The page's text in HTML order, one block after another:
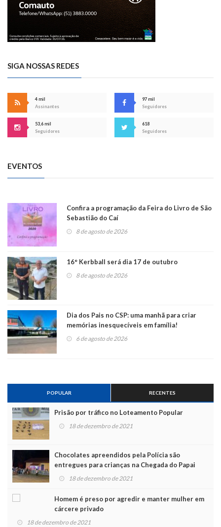
SIGA NOSSAS REDES
4 mil
Assinantes
97 mil
Seguidores
53,6 mil
Seguidores
618
Seguidores
EVENTOS
Confira a programação da Feira do Livro de São
Sebastião do Caí
8 de agosto de 2026
16° Kerbball será dia 17 de outubro
8 de agosto de 2026
Dia dos Pais no CSP: uma manhã para criar
memórias inesquecíveis em família!
6 de agosto de 2026
POPULAR RECENTES
Prisão por tráfico no Loteamento Popular
18 de dezembro de 2021
Chocolates apreendidos pela Polícia são
entregues para crianças na Chegada do Papai
Noel 18 de dezembro de 2021
Homem é preso por agredir e manter mulher em
cárcere privado
18 de dezembro de 2021